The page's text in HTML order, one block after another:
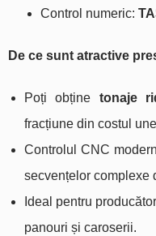
Control numeric:
De ce sunt atractive
Poți obține tonaje
fracțiune din costul
Controlul CNC
secvențelor complexe
Ideal pentru
panouri și caroserii.